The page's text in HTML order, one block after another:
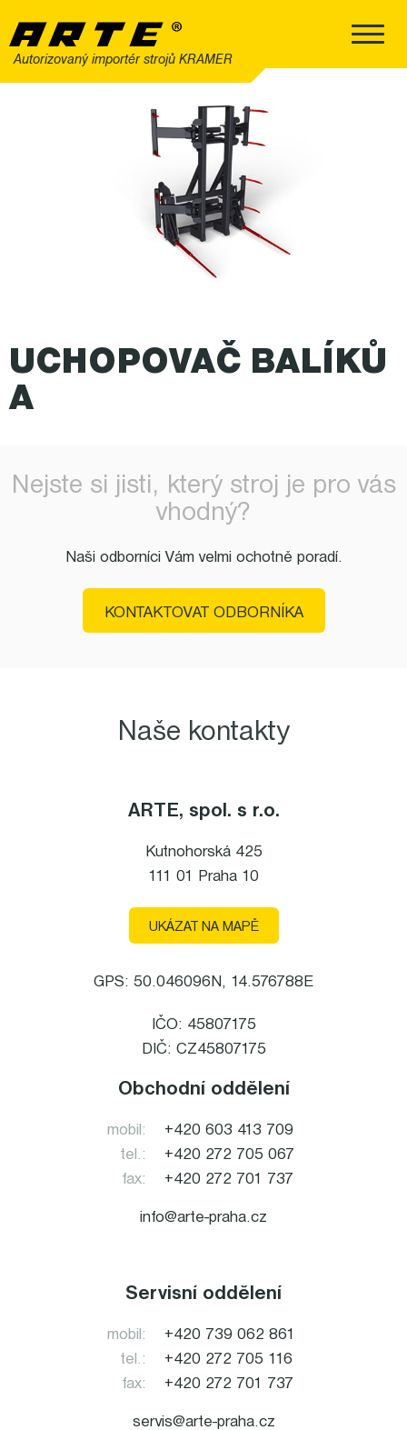
Autorizovaný importér strojů KRAMER
UCHOPOVAČ BALÍKŮ
A
Nejste si jisti, který stroj je pro vás
vhodný?
Naši odborníci Vám velmi ochotně poradí.
KONTAKTOVAT ODBORNÍKA
Naše kontakty
ARTE, spol. s r.o.
Kutnohorská 425
111 01 Praha 10
UKÁZAT NA MAPĚ
GPS: 50.046096N, 14.576788E
IČO: 45807175
DIČ: CZ45807175
Obchodní oddělení
mobil:
+420 603 413 709
tel.:
+420 272 705 067
fax:
+420 272 701 737
info@arte-praha.cz
Servisní oddělení
mobil:
+420 739 062 861
tel.:
+420 272 705 116
fax:
+420 272 701 737
servis@arte-praha.cz